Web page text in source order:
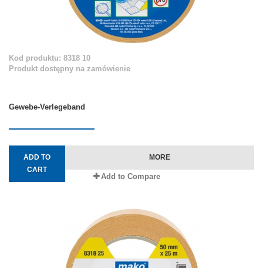
Kod produktu: 8318 10
Produkt dostępny na zamówienie
Gewebe-Verlegeband
ADD TO
CART
MORE
Add to Compare